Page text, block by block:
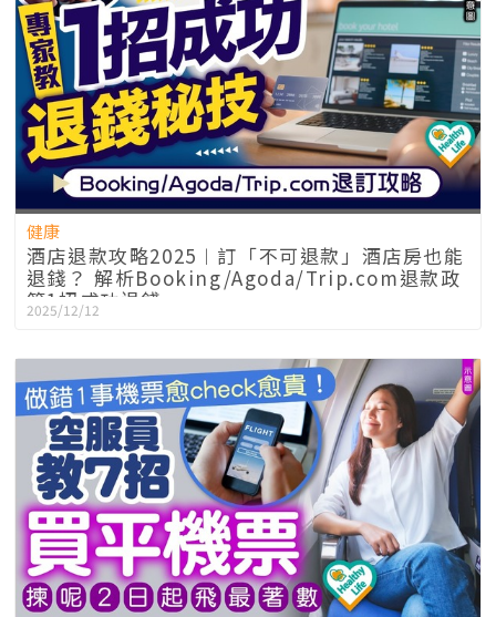
健康
酒店退款攻略2025︱訂「不可退款」酒店房也能
退錢？ 解析Booking/Agoda/Trip.com退款政
策1招成功退錢
2025/12/12